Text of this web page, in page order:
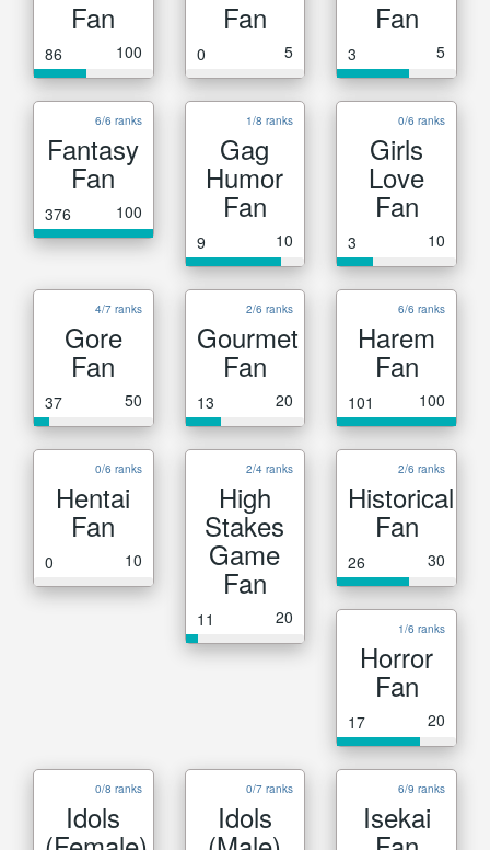
Fan
86 100
Fan
0 5
Fan
3 5
6/6 ranks
Fantasy
Fan
376 100
1/8 ranks
Gag
Humor
Fan
9 10
0/6 ranks
Girls
Love
Fan
3 10
4/7 ranks
Gore
Fan
37 50
2/6 ranks
Gourmet
Fan
13 20
6/6 ranks
Harem
Fan
101 100
0/6 ranks
Hentai
Fan
0 10
2/4 ranks
High
Stakes
Game
Fan
11 20
2/6 ranks
Historical
Fan
26 30
1/6 ranks
Horror
Fan
17 20
0/8 ranks
Idols
0/7 ranks
Idols
6/9 ranks
Isekai